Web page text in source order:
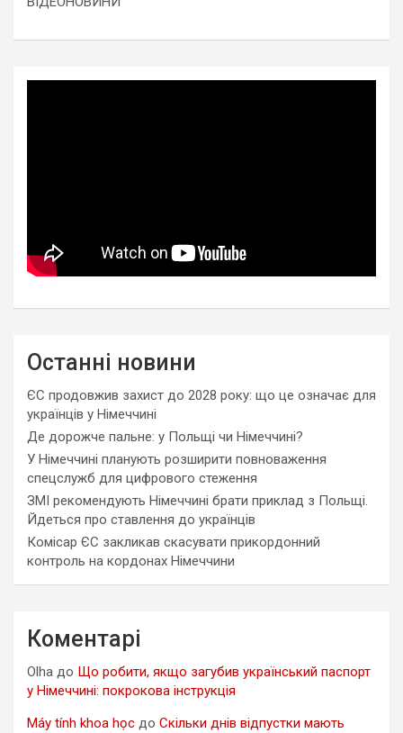
Останні новини
ЄС продовжив захист до 2028 року: що це означає для
українців у Німеччині
Де дорожче пальне: у Польщі чи Німеччині?
У Німеччині планують розширити повноваження
спецслужб для цифрового стеження
ЗМІ рекомендують Німеччині брати приклад з Польщі.
Йдеться про ставлення до українців
Комісар ЄС закликав скасувати прикордонний
контроль на кордонах Німеччини
Коментарі
Olha до Що робити, якщо загубив український паспорт
у Німеччині: покрокова інструкція
Máy tính khoa học до Скільки днів відпустки мають